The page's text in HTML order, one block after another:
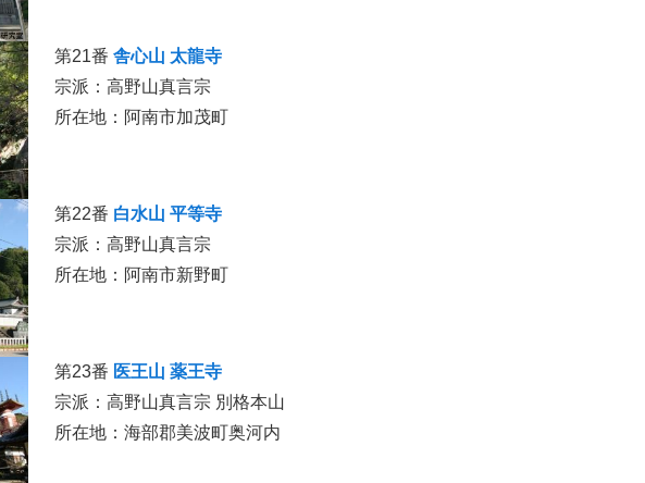
第21番 舎心山 太龍寺
宗派：高野山真言宗
所在地：阿南市加茂町
第22番 白水山 平等寺
宗派：高野山真言宗
所在地：阿南市新野町
第23番 医王山 薬王寺
宗派：高野山真言宗 別格本山
所在地：海部郡美波町奥河内